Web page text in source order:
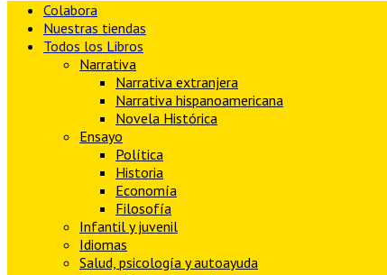
Colabora
Nuestras tiendas
Todos los Libros
Narrativa
Narrativa extranjera
Narrativa hispanoamericana
Novela Histórica
Ensayo
Política
Historia
Economía
Filosofía
Infantil y juvenil
Idiomas
Salud, psicología y autoayuda